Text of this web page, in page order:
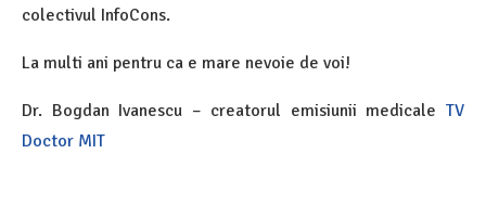
colectivul InfoCons.
La multi ani pentru ca e mare nevoie de voi!
Dr. Bogdan Ivanescu – creatorul emisiunii medicale TV
Doctor MIT